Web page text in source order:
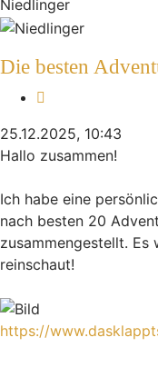
Niedlinger
Die besten
25.12.2025, 10:43
Hallo zusammen!
Ich habe eine
nach besten 20
zusammengestellt. Es
reinschaut!
https://